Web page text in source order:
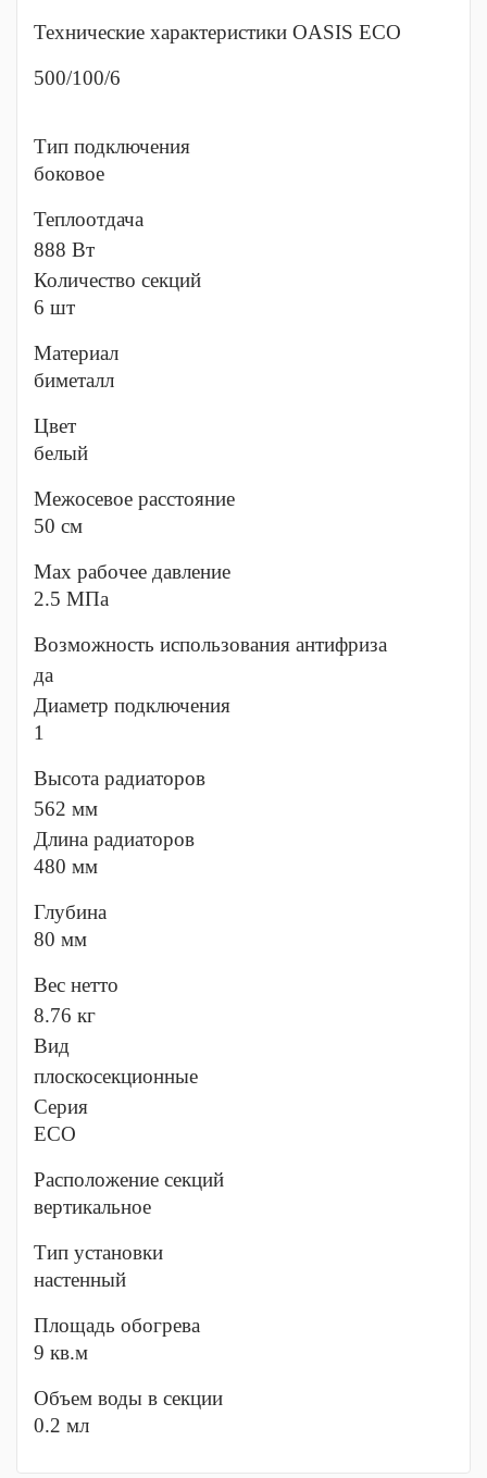
Технические характеристики OASIS ECO
500/100/6
Тип подключения
боковое
Теплоотдача
888 Вт
Количество секций
6 шт
Материал
биметалл
Цвет
белый
Межосевое расстояние
50 см
Мах рабочее давление
2.5 МПа
Возможность использования антифриза
да
Диаметр подключения
1
Высота радиаторов
562 мм
Длина радиаторов
480 мм
Глубина
80 мм
Вес нетто
8.76 кг
Вид
плоскосекционные
Серия
ECO
Расположение секций
вертикальное
Тип установки
настенный
Площадь обогрева
9 кв.м
Объем воды в секции
0.2 мл